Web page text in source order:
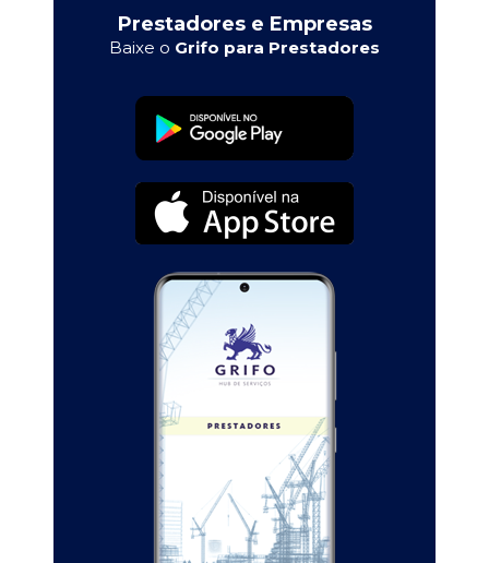
Prestadores e Empresas
Baixe o Grifo para Prestadores